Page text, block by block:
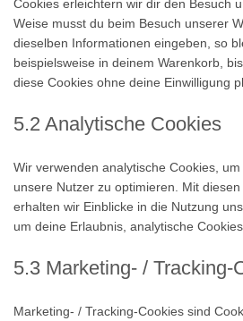
Cookies erleichtern wir dir den Besuch
Weise musst du beim Besuch unserer
dieselben Informationen eingeben, so
beispielsweise in deinem Warenkorb,
diese Cookies ohne deine Einwilligung
5.2 Analytische Cookies
Wir verwenden analytische Cookies,
unsere Nutzer zu optimieren. Mit
erhalten wir Einblicke in die Nutzung
um deine Erlaubnis, analytische
5.3 Marketing- / Tracking-
Marketing- / Tracking-Cookies sind